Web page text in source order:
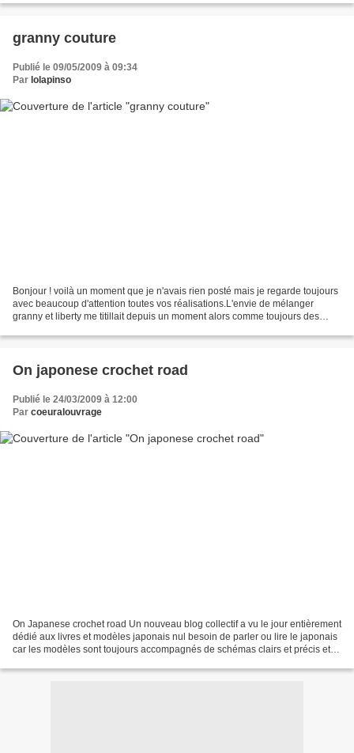
granny couture
Publié le 09/05/2009 à 09:34
Par lolapinso
Bonjour ! voilà un moment que je n'avais rien posté mais je regarde toujours
avec beaucoup d'attention toutes vos réalisations.L'envie de mélanger
granny et liberty me titillait depuis un moment alors comme toujours des
On japonese crochet road
Publié le 24/03/2009 à 12:00
Par coeuralouvrage
On Japanese crochet road Un nouveau blog collectif a vu le jour entièrement
dédié aux livres et modèles japonais nul besoin de parler ou lire le japonais
car les modèles sont toujours accompagnés de schémas clairs et précis et